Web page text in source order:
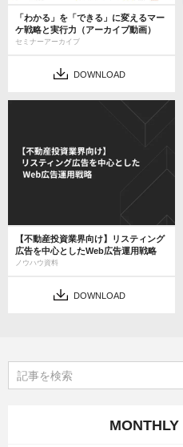
「わかる」を「できる」に変えるマー
ケ戦略と実行力（アーカイブ動画）
セミナーアーカイブ
DOWNLOAD
【不動産投資業界向け】リスティング
広告を中心としたWeb広告運用戦略
ノウハウ資料
DOWNLOAD
MONTHLY